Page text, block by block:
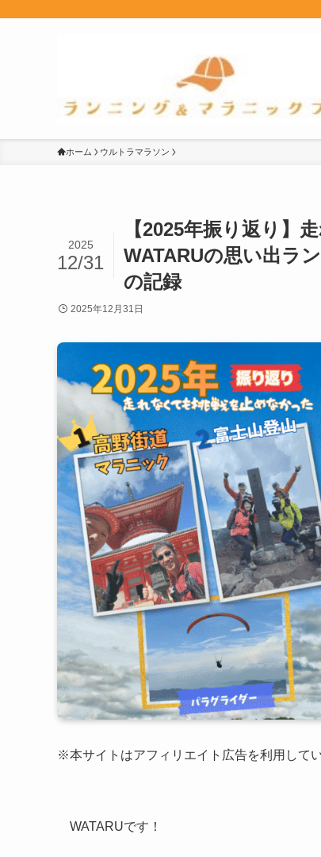
ホーム ウルトラマラソン
【2025年振り返り】
WATARUの思い出ラ
の記録
2025
12/31
2025年12月31日
※本サイトはアフィリエイト広告を利用してい
WATARUです！